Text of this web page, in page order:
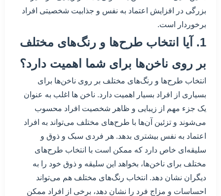
بزرگی در افزایش اعتماد به نفس و جذابیت شخصیتی افراد
برخوردار است.
1. آیا انتخاب طرح‌ها و رنگ‌های مختلف
بر روی ناخن‌ها برای شما اهمیت دارد؟
انتخاب طرح‌ها و رنگ‌های مختلف بر روی ناخن‌ها برای
بسیاری از افراد بسیار اهمیت دارد. ناخن ها اغلب به عنوان
یک جزء مهم از زیبایی و ظاهر شخصیت افراد محسوب
می‌شوند و تزئین آن‌ها با طرح‌های مختلف می‌تواند به افراد
اعتماد به نفس بیشتری بدهد. هر فردی سبک و ذوق و
سلیقه‌ای خاص دارد که ممکن است با انتخاب طرح‌های
مختلف برای ناخن‌ها، بخواهد این سلیقه و ذوق خود را به
دیگران نشان دهد. انتخاب رنگ‌های مختلف هم می‌تواند
احساسات و مزاج فرد را نشان دهد، برخی از افراد ممکن